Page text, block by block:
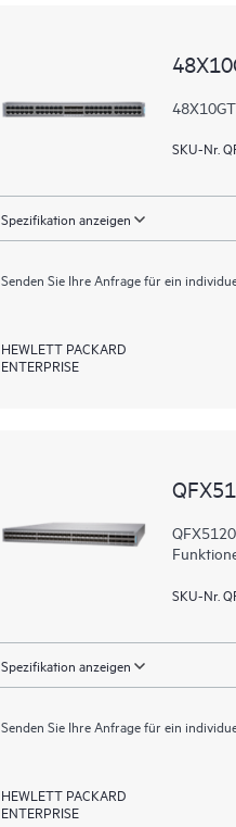
SKU-Nr.
Spezifikation anzeigen
Senden Sie Ihre Anfrage für ein
HEWLETT PACKARD
ENTERPRISE
SKU-Nr.
Spezifikation anzeigen
Senden Sie Ihre Anfrage für ein
HEWLETT PACKARD
ENTERPRISE